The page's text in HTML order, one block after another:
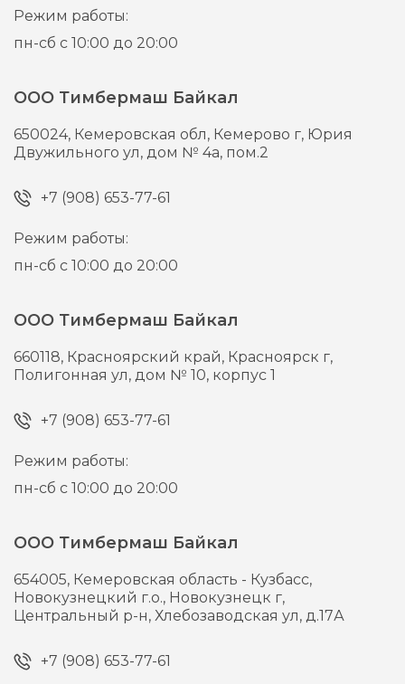
Режим работы:
пн-сб с 10:00 до 20:00
ООО Тимбермаш Байкал
650024, Кемеровская обл, Кемерово г, Юрия
Двужильного ул, дом № 4а, пом.2
+7 (908) 653-77-61
Режим работы:
пн-сб с 10:00 до 20:00
ООО Тимбермаш Байкал
660118, Красноярский край, Красноярск г,
Полигонная ул, дом № 10, корпус 1
+7 (908) 653-77-61
Режим работы:
пн-сб с 10:00 до 20:00
ООО Тимбермаш Байкал
654005, Кемеровская область - Кузбасс,
Новокузнецкий г.о., Новокузнецк г,
Центральный р-н, Хлебозаводская ул, д.17А
+7 (908) 653-77-61